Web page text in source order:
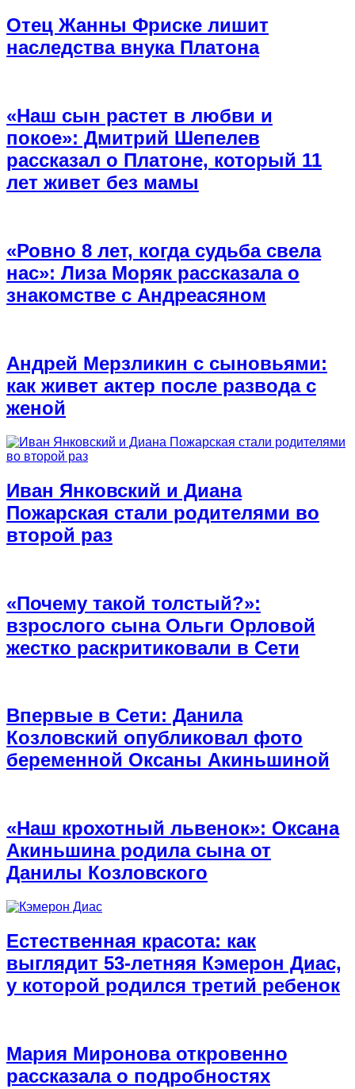
Отец Жанны Фриске лишит
наследства внука Платона
«Наш сын растет в любви и
покое»: Дмитрий Шепелев
рассказал о Платоне, который 11
лет живет без мамы
«Ровно 8 лет, когда судьба свела
нас»: Лиза Моряк рассказала о
знакомстве с Андреасяном
Андрей Мерзликин с сыновьями:
как живет актер после развода с
женой
Иван Янковский и Диана
Пожарская стали родителями во
второй раз
«Почему такой толстый?»:
взрослого сына Ольги Орловой
жестко раскритиковали в Сети
Впервые в Сети: Данила
Козловский опубликовал фото
беременной Оксаны Акиньшиной
«Наш крохотный львенок»: Оксана
Акиньшина родила сына от
Данилы Козловского
Естественная красота: как
выглядит 53-летняя Кэмерон Диас,
у которой родился третий ребенок
Мария Миронова откровенно
рассказала о подробностях